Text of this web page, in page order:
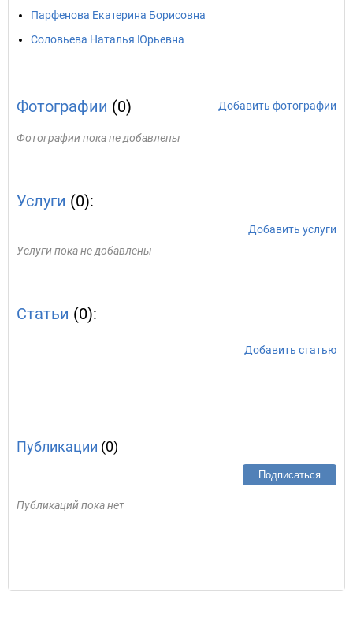
Парфенова Екатерина Борисовна
Соловьева Наталья Юрьевна
Фотографии (0) Добавить фотографии
Фотографии пока не добавлены
Услуги (0):
Добавить услуги
Услуги пока не добавлены
Статьи (0):
Добавить статью
Публикации (0)
Подписаться
Публикаций пока нет